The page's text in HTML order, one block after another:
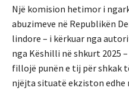
Një komision hetimor i
abuzimeve në Republikën
lindore – i kërkuar nga
nga Këshilli në shkurt 2025
fillojë punën e tij për shkak
njëjta situatë ekziston